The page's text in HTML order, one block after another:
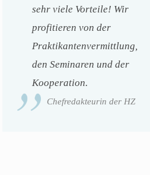
sehr viele Vorteile! Wir
profitieren von der
Praktikantenvermittlung,
den Seminaren und der
Kooperation.
Chefredakteurin der HZ